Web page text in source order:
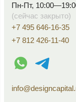
Пн-Пт,
(сейчас закрыто)
+7 495 646-16-35
+7 812 426-11-40
WhatsApp контакт
Telegram